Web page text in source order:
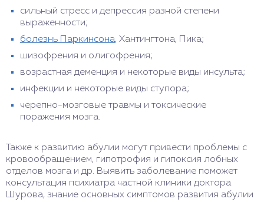
сильный стресс и депрессия разной степени
выраженности;
болезнь Паркинсона, Хантингтона, Пика;
шизофрения и олигофрения;
возрастная деменция и некоторые виды инсульта;
инфекции и некоторые виды ступора;
черепно-мозговые травмы и токсические
поражения мозга.
Также к развитию абулии могут привести проблемы с
кровообращением, гипотрофия и гипоксия лобных
отделов мозга и др. Выявить заболевание поможет
консультация психиатра частной клиники доктора
Шурова, знание основных симптомов развития абулии